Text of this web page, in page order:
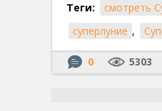
Теги: смотреть
суперлуние ,
0 5303